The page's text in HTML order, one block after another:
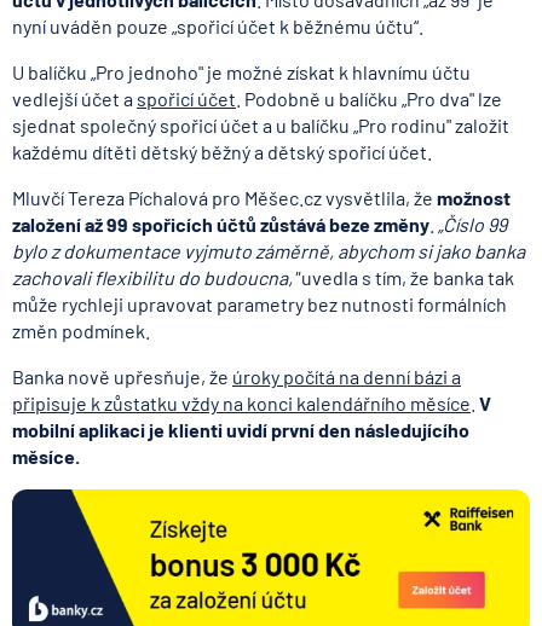
nyní uváděn pouze „spořicí účet k běžnému účtu“.
U balíčku „Pro jednoho" je možné získat k hlavnímu účtu
vedlejší účet a spořicí účet . Podobně u balíčku „Pro dva" lze
sjednat společný spořicí účet a u balíčku „Pro rodinu" založit
každému dítěti dětský běžný a dětský spořicí účet.
Mluvčí Tereza Píchalová pro Měšec.cz vysvětlila, že možnost
založení až 99 spořicích účtů zůstává beze změny „Číslo 99
bylo z dokumentace vyjmuto záměrně, abychom si jako banka
zachovali flexibilitu do budoucna,"uvedla s tím, že banka tak
může rychleji upravovat parametry bez nutnosti formálních
změn podmínek.
Banka nově upřesňuje, že úroky počítá na denní bázi a
připisuje k zůstatku vždy na konci kalendářního měsíce V
mobilní aplikaci je klienti uvidí první den následujícího
měsíce.